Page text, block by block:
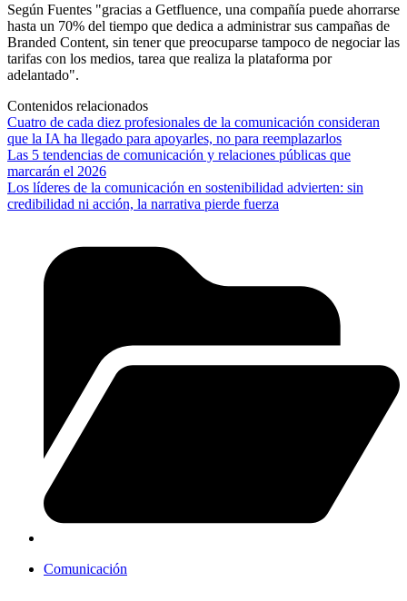
Según Fuentes "gracias a Getfluence, una compañía puede ahorrarse
hasta un 70% del tiempo que dedica a administrar sus campañas de
Branded Content, sin tener que preocuparse tampoco de negociar las
tarifas con los medios, tarea que realiza la plataforma por
adelantado".
Contenidos relacionados
Cuatro de cada diez profesionales de la comunicación consideran
que la IA ha llegado para apoyarles, no para reemplazarlos
Las 5 tendencias de comunicación y relaciones públicas que
marcarán el 2026
Los líderes de la comunicación en sostenibilidad advierten: sin
credibilidad ni acción, la narrativa pierde fuerza
Comunicación